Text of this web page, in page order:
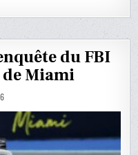
du FBI
de Miami